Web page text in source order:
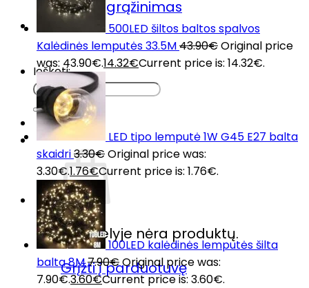
Prekių grąžinimas
Kontaktai
Ieškoti:
Krepšelyje nėra produktų.
Grįžti į parduotuvę
500LED šiltos baltos spalvos
Kalėdinės lemputės 33.5M43.90€Original price
was: 43.90€.14.32€Current price is: 14.32€.
LED tipo lemputė 1W G45 E27 balta
skaidri3.30€Original price was:
3.30€.1.76€Current price is: 1.76€.
100LED kalėdinės lemputės šilta
balta 8M7.90€Original price was:
7.90€.3.60€Current price is: 3.60€.